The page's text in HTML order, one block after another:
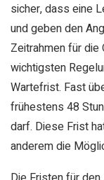
sicher, dass eine
und geben den
Zeitrahmen für die
wichtigsten
Wartefrist. Fast
frühestens 48
darf. Diese Frist
anderem die